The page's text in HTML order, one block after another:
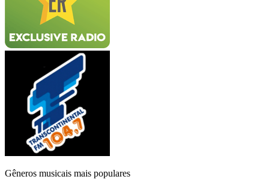
Gêneros musicais mais populares